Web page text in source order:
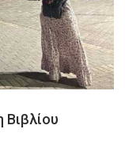
Βιβλίου